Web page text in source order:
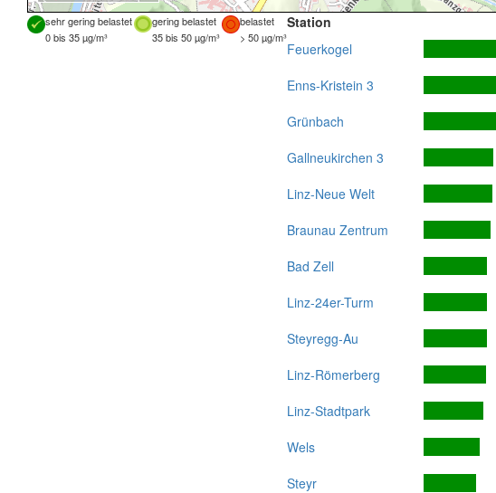
sehr gering belastet gering belastet
belastet
0 bis 35 µg/m³
35 bis 50 µg/m³ > 50 µg/m³
Station
Feuerkogel
Enns-Kristein 3
Grünbach
Gallneukirchen 3
Linz-Neue Welt
Braunau Zentrum
Bad Zell
Linz-24er-Turm
Steyregg-Au
Linz-Römerberg
Linz-Stadtpark
Wels
Steyr